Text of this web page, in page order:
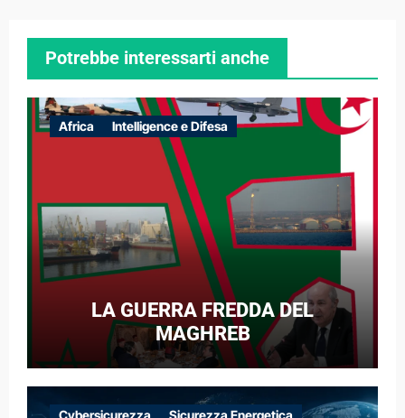
Potrebbe interessarti anche
Africa Intelligence e Difesa
LA GUERRA FREDDA DEL
MAGHREB
Cybersicurezza Sicurezza Energetica